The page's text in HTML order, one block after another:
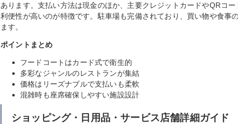
あります。支払い方法は現金のほか、主要クレジットカードやQRコー
利便性が高いのが特徴です。駐車場も完備されており、買い物や食事
ます。
ポイントまとめ
フードコートはカード式で衛生的
多彩なジャンルのレストランが集結
価格はリーズナブルで支払いも柔軟
混雑時も座席確保しやすい施設設計
ショッピング・日用品・サービス店舗詳細ガイド